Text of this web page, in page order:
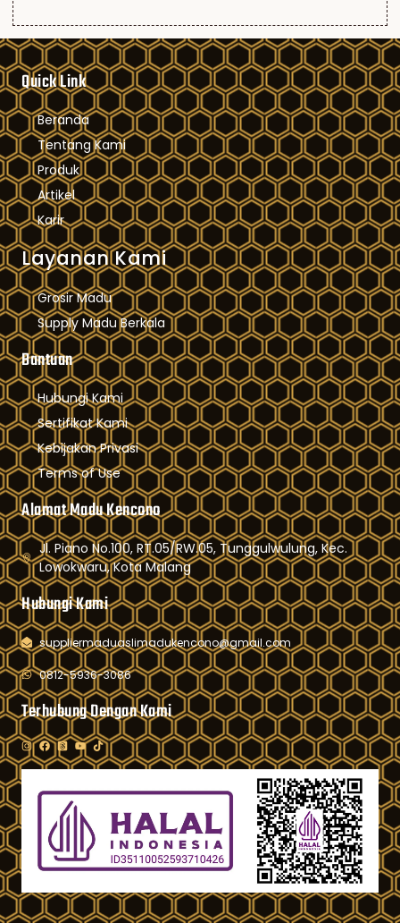
Quick Link
Beranda
Tentang Kami
Produk
Artikel
Karir
Layanan Kami
Grosir Madu
Supply Madu Berkala
Bantuan
Hubungi Kami
Sertifikat Kami
Kebijakan Privasi
Terms of Use
Alamat Madu Kencono
Jl. Piano No.100, RT.05/RW.05, Tunggulwulung, Kec.
Lowokwaru, Kota Malang
Hubungi Kami
suppliermaduaslimadukencono@gmail.com
0812-5936-3086
Terhubung Dengan Kami